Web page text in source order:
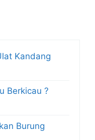
Kandang
Berkicau ?
Burung